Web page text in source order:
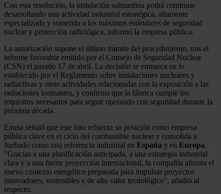
Con esta resolución, la instalación salmantina podrá continuar
desarrollando una actividad industrial estratégica, altamente
especializada y sometida a los máximos estándares de seguridad
nuclear y protección radiológica, informó la empresa pública.
La autorización supone el último trámite del procedimiento, tras el
informe favorable emitido por el Consejo de Seguridad Nuclear
(CSN) el pasado 17 de abril. La decisión se enmarca en lo
establecido por el Reglamento sobre instalaciones nucleares y
radiactivas y otras actividades relacionadas con la exposición a las
radiaciones ionizantes, y confirma que la fábrica cumple los
requisitos necesarios para seguir operando con seguridad durante la
próxima década.
Enusa señaló que este hito refuerza su posición como empresa
pública clave en el ciclo del combustible nuclear y consolida a
Juzbado como una referencia industrial en España y en Europa.
"Gracias a una planificación anticipada, a una estrategia industrial
clara y a una fuerte proyección internacional, la compañía afronta el
nuevo contexto energético preparada para impulsar proyectos
innovadores, sostenibles y de alto valor tecnológico", añadió al
respecto.